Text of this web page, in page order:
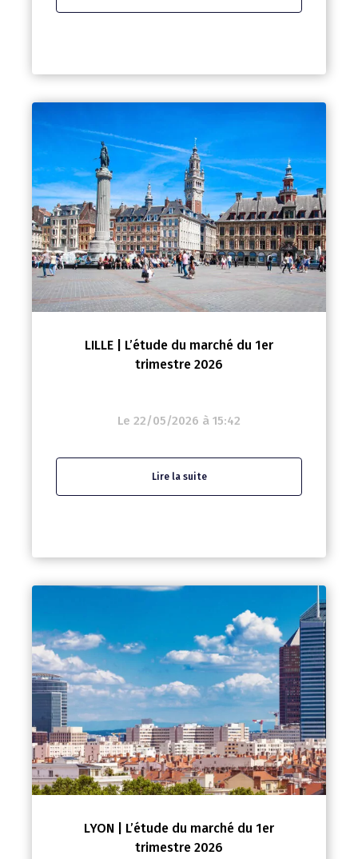
LILLE | L’étude du marché du 1er
trimestre 2026
Le 22/05/2026 à 15:42
Lire la suite
LYON | L’étude du marché du 1er
trimestre 2026